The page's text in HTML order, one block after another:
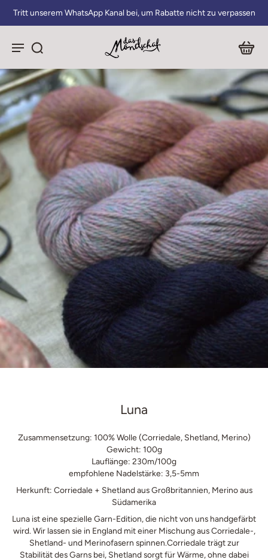
Tritt unserem WhatsApp Kanal bei, um Rabatte nicht zu verpassen
Luna
Zusammensetzung: 100% Wolle (Corriedale, Shetland, Merino)
Gewicht: 100g
Lauflänge: 230m/100g
empfohlene Nadelstärke: 3,5-5mm
Herkunft: Corriedale + Shetland aus Großbritannien, Merino aus
Südamerika
Luna ist eine spezielle Garn-Edition, die nicht von uns handgefärbt
wird. Wir lassen sie in England mit einer Mischung aus Corriedale-,
Shetland- und Merinofasern spinnen.Corriedale trägt zur
Stabilität des Garns bei, Shetland sorgt für Wärme, ohne dabei